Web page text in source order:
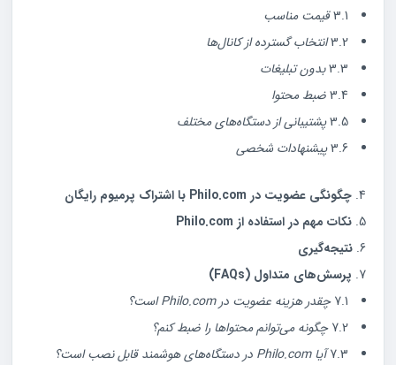
3.1قیمت مناسب
3.2انتخاب گسترده از کانال‌ها
3.3بدون تبلیغات
3.4ضبط محتوا
3.5پشتیبانی از دستگاه‌های مختلف
3.6پیشنهادات شخصی
چگونگی عضویت در Philo.com با اشتراک پرمیوم رایگان
نکات مهم در استفاده از Philo.com
نتیجه‌گیری
پرسش‌های متداول (FAQs)
7.1 چقدر هزینه عضویت در Philo.com است؟
7.2 چگونه می‌توانم محتواها را ضبط کنم؟
7.3 آیا Philo.com در دستگاه‌های هوشمند قابل نصب است؟